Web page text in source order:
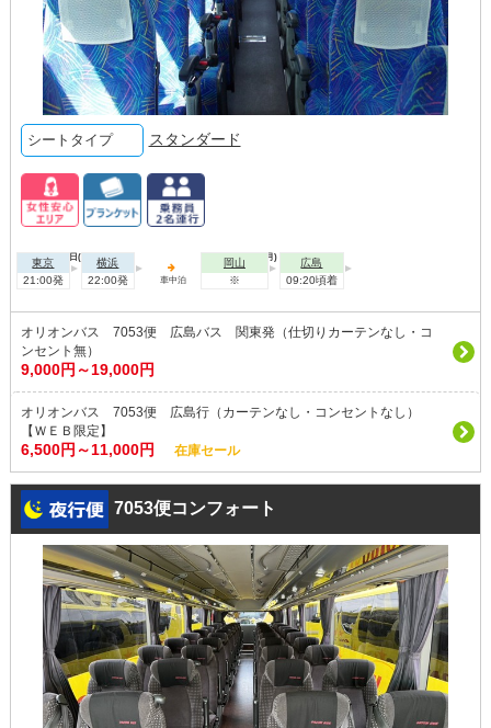
シートタイプ スタンダード
2026年08月09日(日)
東京
21:00発
横浜
22:00発
車中泊
2026年08月10日(月)
岡山
※
広島
09:20頃着
オリオンバス 7053便 広島バス 関東発（仕切りカーテンなし・コ
ンセント無）
9,000円～19,000円
オリオンバス 7053便 広島行（カーテンなし・コンセントなし）
【ＷＥＢ限定】
6,500円～11,000円 在庫セール
7053便コンフォート